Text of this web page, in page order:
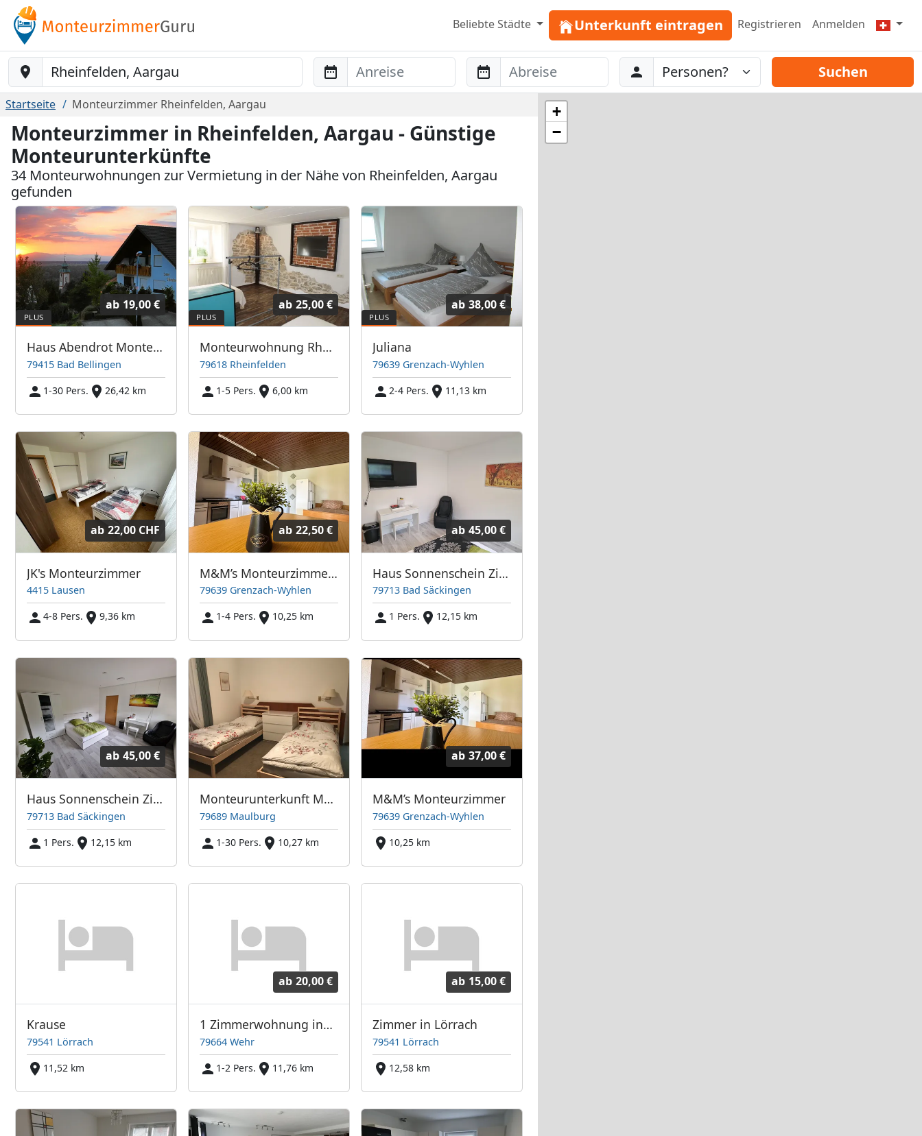
Beliebte Städte Unterkunft eintragen Registrieren Anmelden
Baustelle-Location Anreise Abreise Abreise
Personen Suchen
Startseite Monteurzimmer Rheinfelden, Aargau
Monteurzimmer in Rheinfelden, Aargau - Günstige
Monteurunterkünfte
34 Monteurwohnungen zur Vermietung in der Nähe von Rheinfelden, Aargau
gefunden
ab 19,00 €
Haus Abendrot Monteurzimmer
79415 Bad Bellingen
1-30 Pers.
26,42 km
ab 25,00 €
Monteurwohnung Rheinfelden
79618 Rheinfelden
1-5 Pers.
6,00 km
ab 38,00 €
Juliana
79639 Grenzach-Wyhlen
2-4 Pers.
11,13 km
ab 22,00 CHF
JK's Monteurzimmer
4415 Lausen
4-8 Pers.
9,36 km
ab 22,50 €
M&M’s Monteurzimmer/Unterkunft
79639 Grenzach-Wyhlen
1-4 Pers.
10,25 km
ab 45,00 €
Haus Sonnenschein Zimmer 2
79713 Bad Säckingen
1 Pers.
12,15 km
ab 45,00 €
Haus Sonnenschein Zimmer 1
79713 Bad Säckingen
1 Pers.
12,15 km
Monteurunterkunft Müller
79689 Maulburg
1-30 Pers.
10,27 km
ab 37,00 €
M&M’s Monteurzimmer
79639 Grenzach-Wyhlen
10,25 km
Krause
79541 Lörrach
11,52 km
ab 20,00 €
1 Zimmerwohnung incl BAD und Küchennische
79664 Wehr
1-2 Pers.
11,76 km
ab 15,00 €
Zimmer in Lörrach
79541 Lörrach
12,58 km
+
−